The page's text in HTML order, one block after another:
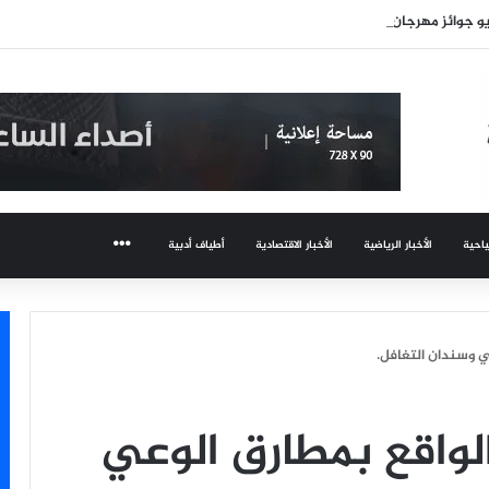
مهرجان عمان السينمائي
الأخبار الرياضية الأخبار الاقتصادية أطياف أدبية
وسندان التغافل.
بمطارق الوعي